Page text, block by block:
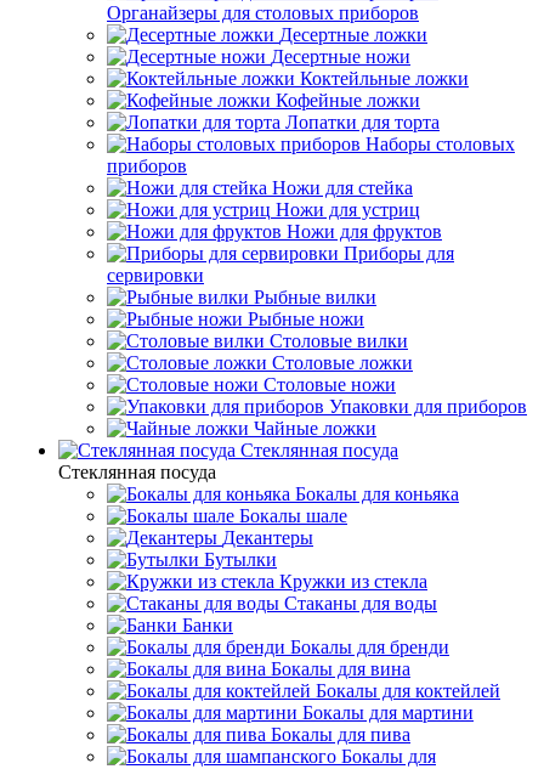
Органайзеры для столовых приборов
Десертные ложки
Десертные ножи
Коктейльные ложки
Кофейные ложки
Лопатки для торта
Наборы столовых
приборов
Ножи для стейка
Ножи для устриц
Ножи для фруктов
Приборы для
сервировки
Рыбные вилки
Рыбные ножи
Столовые вилки
Столовые ложки
Столовые ножи
Упаковки для приборов
Чайные ложки
Стеклянная посуда
Стеклянная посуда
Бокалы для коньяка
Бокалы шале
Декантеры
Бутылки
Кружки из стекла
Стаканы для воды
Банки
Бокалы для бренди
Бокалы для вина
Бокалы для коктейлей
Бокалы для мартини
Бокалы для пива
Бокалы для